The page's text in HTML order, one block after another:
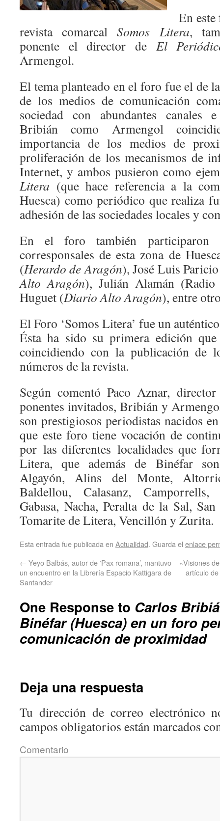
En
revista comarcalSomos Litera,
ponente el director de El
Armengol.
El tema planteado en el foro fue el de
de los medios de comunicación
sociedad con abundantes canales
Bribián como Armengol
importancia de los medios de
proliferación de los mecanismos de
Internet, y ambos pusieron como
Litera (que hace referencia a la
Huesca) como periódico que realiza
adhesión de las sociedades locales y
En el foro también participaron
corresponsales de esta zona de
(Herardo de Aragón), José Luis
Alto Aragón), Julián Alamán
Huguet (Diario Alto Aragón), entre
El Foro ‘Somos Litera’ fue un
Ésta ha sido su primera edición
coincidiendo con la publicación de
números de la revista.
Según comentó Paco Aznar,
ponentes invitados, Bribián y
son prestigiosos periodistas nacidos
que este foro tiene vocación de
por las diferentes localidades que
Litera, que además de Binéfar
Algayón, Alins del Monte,
Baldellou, Calasanz, Camporrells,
Gabasa, Nacha, Peralta de la Sal,
Tomarite de Litera, Vencillón y Zurita.
Esta entrada fue publicada en Actualidad. Guarda el enlace
← Yeyo Balbás, autor de ‘Pax romana’, mantuvo
un encuentro en la Librería Espacio Kattigara de
Santander
«Visiones
artículo
One Response to Carlos
Binéfar (Huesca) en un foro
comunicación de proximidad
Deja una respuesta
Tu dirección de correo electrónico
campos obligatorios están marcados